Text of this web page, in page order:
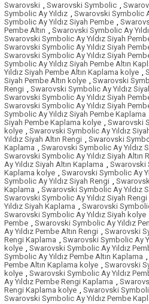
Swarovski , Swarovski Symbolic ,
Symbolic Ay Yıldız , Swarovski Symbolic
Symbolic Ay Yıldız Siyah Pembe ,
Pembe Altın , Swarovski Symbolic Ay
Swarovski Symbolic Ay Yıldız Siyah
Swarovski Symbolic Ay Yıldız Siyah
Swarovski Symbolic Ay Yıldız Siyah
Symbolic Ay Yıldız Siyah Pembe Altın
Yıldız Siyah Pembe Altın Kaplama kolye ,
Siyah Pembe Altın kolye , Swarovski
Rengi , Swarovski Symbolic Ay Yıldız
Swarovski Symbolic Ay Yıldız Siyah
Swarovski Symbolic Ay Yıldız Siyah
Symbolic Ay Yıldız Siyah Pembe Kaplama
Siyah Pembe Kaplama kolye , Swarovski
kolye , Swarovski Symbolic Ay Yıldız
Yıldız Siyah Altın Rengi , Swarovski
Kaplama , Swarovski Symbolic Ay Yıldız
Swarovski Symbolic Ay Yıldız Siyah Altın
Ay Yıldız Siyah Altın Kaplama , Swarovski
Kaplama kolye , Swarovski Symbolic Ay
Symbolic Ay Yıldız Siyah Rengi ,
Kaplama , Swarovski Symbolic Ay Yıldız
Swarovski Symbolic Ay Yıldız Siyah
Yıldız Siyah Kaplama , Swarovski
Swarovski Symbolic Ay Yıldız Siyah kolye
Pembe , Swarovski Symbolic Ay Yıldız
Ay Yıldız Pembe Altın Rengi , Swarovski
Rengi Kaplama , Swarovski Symbolic Ay
kolye , Swarovski Symbolic Ay Yıldız
Symbolic Ay Yıldız Pembe Altın Kaplama ,
Pembe Altın Kaplama kolye , Swarovski
kolye , Swarovski Symbolic Ay Yıldız
Ay Yıldız Pembe Rengi Kaplama ,
Rengi Kaplama kolye , Swarovski
Swarovski Symbolic Ay Yıldız Pembe